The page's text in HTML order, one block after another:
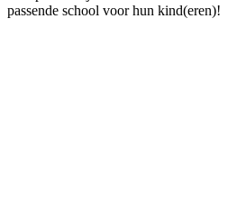
passende school voor hun kind(eren)!